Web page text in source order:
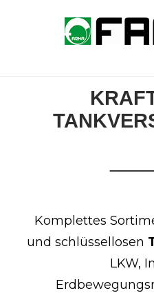
Home
Komplettes
und schlüssellosen
LKW,